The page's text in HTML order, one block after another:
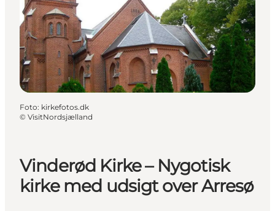
Overnatning
Planlæg ferien
Vinderød Kirke – Nygotisk
kirke med udsigt over Arresø
Foto: kirkefotos.dk
© VisitNordsjælland